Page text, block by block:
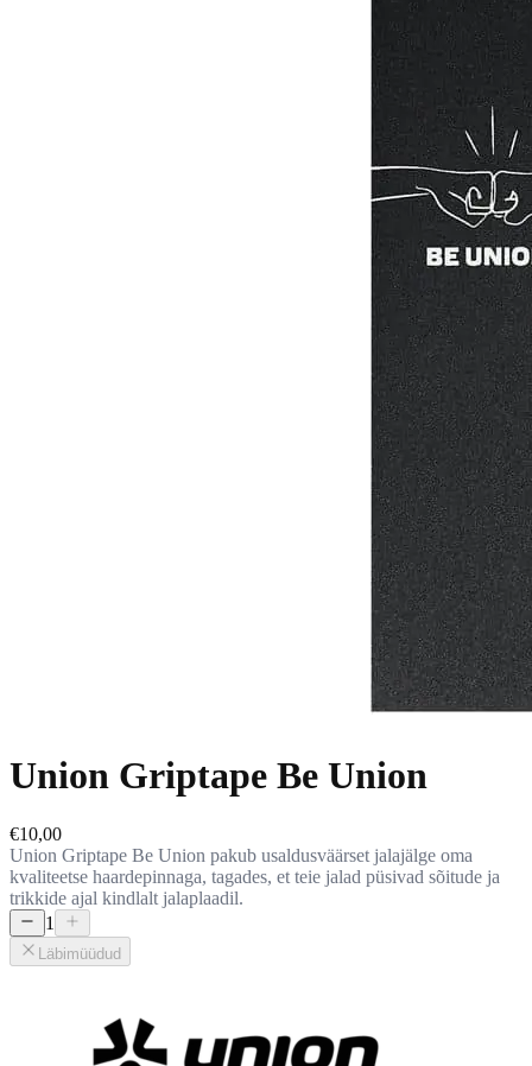
Union Griptape Be Union
€10,00
Union Griptape Be Union pakub usaldusväärset jalajälge oma
kvaliteetse haardepinnaga, tagades, et teie jalad püsivad sõitude ja
trikkide ajal kindlalt jalaplaadil.
1
Läbimüüdud